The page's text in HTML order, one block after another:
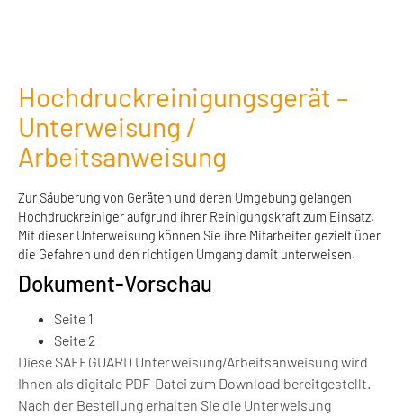
Hochdruckreinigungsgerät –
Unterweisung /
Arbeitsanweisung
Zur Säuberung von Geräten und deren Umgebung gelangen
Hochdruckreiniger aufgrund ihrer Reinigungskraft zum Einsatz.
Mit dieser Unterweisung können Sie ihre Mitarbeiter gezielt über
die Gefahren und den richtigen Umgang damit unterweisen.
Dokument-Vorschau
Seite 1
Seite 2
Diese SAFEGUARD Unterweisung/Arbeitsanweisung wird
Ihnen als digitale PDF-Datei zum Download bereitgestellt.
Nach der Bestellung erhalten Sie die Unterweisung